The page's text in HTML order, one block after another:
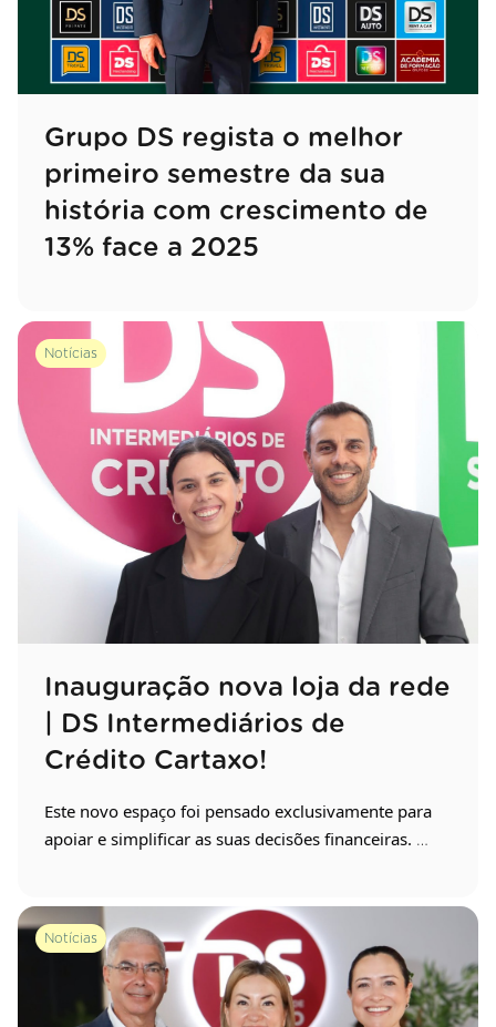
Grupo DS regista o melhor
primeiro semestre da sua
história com crescimento de
13% face a 2025
Notícias
Inauguração nova loja da rede
| DS Intermediários de
Crédito Cartaxo!
Este novo espaço foi pensado exclusivamente para
apoiar e simplificar as suas decisões financeiras.
Notícias